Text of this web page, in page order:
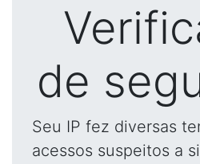
de
Seu IP fez diversas
acessos suspeitos a